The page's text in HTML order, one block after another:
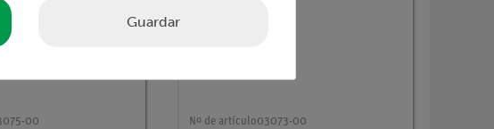
00 Nº de artículo03073-00
Guardar